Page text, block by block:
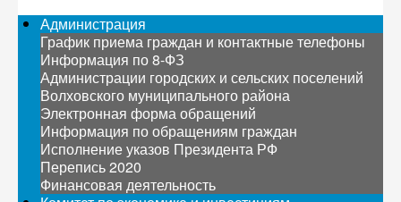
Администрация
График приема граждан и контактные телефоны
Информация по 8-ФЗ
Администрации городских и сельских поселений
Волховского муниципального района
Электронная форма обращений
Информация по обращениям граждан
Исполнение указов Президента РФ
Перепись 2020
Финансовая деятельность